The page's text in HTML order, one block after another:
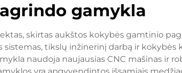
gamykla
skirtas aukštos kokybės gamtinio
tikslų inžinerinį darbą ir
naudoja naujausias CNC mašinas ir